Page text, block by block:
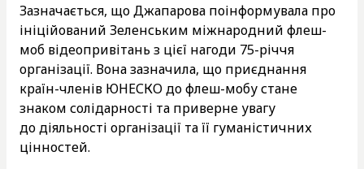
Зазначається, що Джапарова поінформувала про
ініційований Зеленським міжнародний флеш-
моб відеопривітань з цієї нагоди 75-річчя
організації. Вона зазначила, що приєднання
країн-членів ЮНЕСКО до флеш-мобу стане
знаком солідарності та приверне увагу
до діяльності організації та її гуманістичних
цінностей.